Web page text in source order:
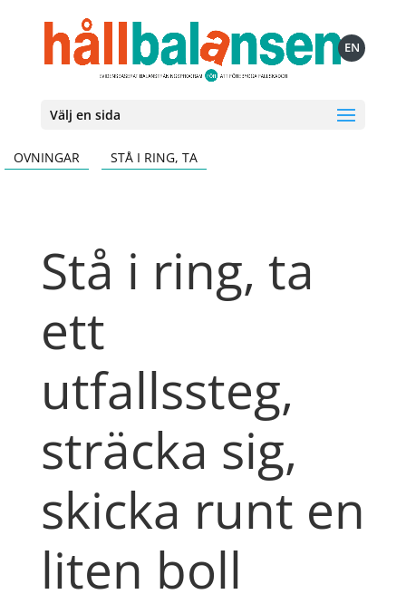
EN
Välj en sida
OVNINGAR STÅ I RING, TA
Stå i ring, ta
ett
utfallssteg,
sträcka sig,
skicka runt en
liten boll